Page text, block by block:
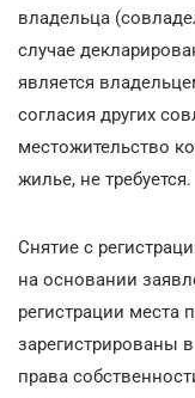
владельца
случае
является
согласия других
местожительство
жилье, не требуется.
Снятие с
на основании
регистрации места
зарегистрированы
права